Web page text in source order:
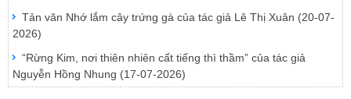
Tản văn Nhớ lắm cây trứng gà của tác giả Lê Thị Xuân (20-07-
2026)
“Rừng Kim, nơi thiên nhiên cất tiếng thì thầm” của tác giả
Nguyễn Hồng Nhung (17-07-2026)